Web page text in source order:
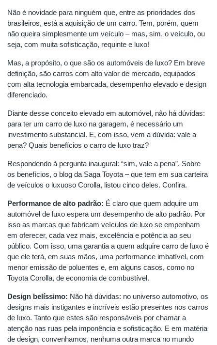
Não é novidade para ninguém que, entre as prioridades dos
brasileiros, está a aquisição de um carro. Tem, porém, quem
não queira simplesmente um veículo – mas, sim, o veículo, ou
seja, com muita sofisticação, requinte e luxo!
Mas, a propósito, o que são os automóveis de luxo? Em breve
definição, são carros com alto valor de mercado, equipados
com alta tecnologia embarcada, desempenho elevado e design
diferenciado.
Diante desse conceito elevado em automóvel, não há dúvidas:
para ter um carro de luxo na garagem, é necessário um
investimento substancial. E, com isso, vem a dúvida: vale a
pena? Quais benefícios o carro de luxo traz?
Respondendo à pergunta inaugural: “sim, vale a pena”. Sobre
os benefícios, o blog da Saga Toyota – que tem em sua carteira
de veículos o luxuoso Corolla, listou cinco deles. Confira.
Performance de alto padrão: É claro que quem adquire um
automóvel de luxo espera um desempenho de alto padrão. Por
isso as marcas que fabricam veículos de luxo se empenham
em oferecer, cada vez mais, excelência e potência ao seu
público. Com isso, uma garantia a quem adquire carro de luxo é
que ele terá, em suas mãos, uma performance imbatível, com
menor emissão de poluentes e, em alguns casos, como no
Toyota Corolla, de economia de combustível.
Design belíssimo: Não há dúvidas: no universo automotivo, os
designs mais instigantes e incríveis estão presentes nos carros
de luxo. Tanto que estes são responsáveis por chamar a
atenção nas ruas pela imponência e sofisticação. E em matéria
de design, convenhamos, nenhuma outra marca no mundo